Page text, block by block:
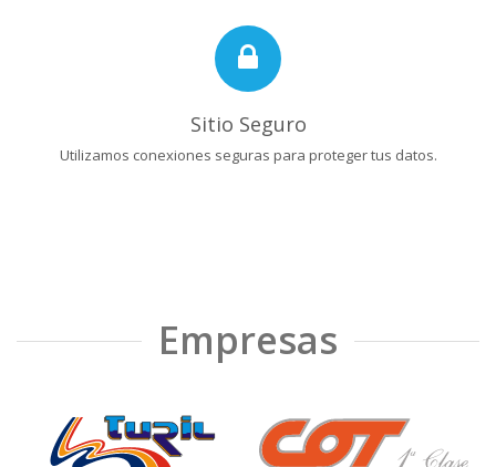
Sitio Seguro
Utilizamos conexiones seguras para proteger tus datos.
Empresas
❮ ❯